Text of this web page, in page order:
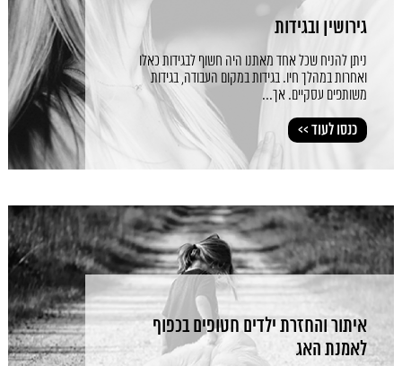
גירושין ובגידות
ניתן להניח שכל אחד מאתנו היה חשוף לבגידות כאלו
ואחרות במהלך חיו. בגידות במקום העבודה, בגידות
משותפים עסקיים. אך...
כנסו לעוד >>
איתור והחזרת ילדים חטופים בכפוף
לאמנת האג